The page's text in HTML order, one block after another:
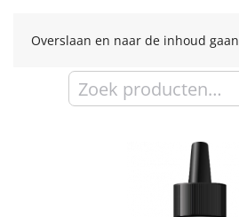
Overslaan en naar de inhoud gaan
Zoeken
naar: